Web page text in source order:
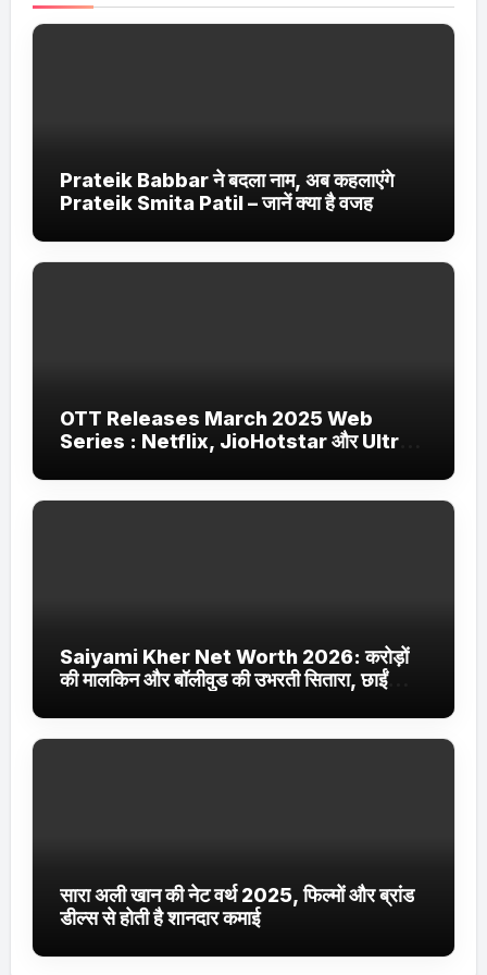
Prateik Babbar ने बदला नाम, अब कहलाएंगे
Prateik Smita Patil – जानें क्या है वजह
OTT Releases March 2025 Web
Series : Netflix, JioHotstar और Ultra
Saiyami Kher Net Worth 2026: करोड़ों
की मालकिन और बॉलीवुड की उभरती सितारा, छाईं
सारा अली खान की नेट वर्थ 2025, फिल्मों और ब्रांड
डील्स से होती है शानदार कमाई